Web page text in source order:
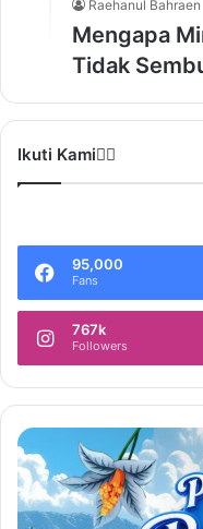
Raehanul Bahraen
Mengapa
Tidak
Ikuti Kami❤️‍🔥
95,000
Fans
767k
Followers